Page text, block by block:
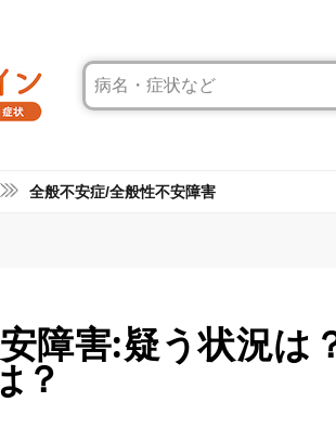
全般不安症/全般性不安障害
障害:疑う状況は
？